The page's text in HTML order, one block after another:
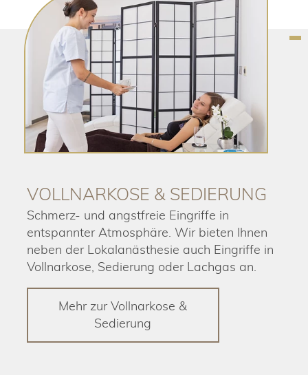
VOLLNARKOSE & SEDIERUNG
Schmerz- und angstfreie Eingriffe in
entspannter Atmosphäre. Wir bieten Ihnen
neben der Lokalanästhesie auch Eingriffe in
Vollnarkose, Sedierung oder Lachgas an.
Mehr zur Vollnarkose &
Sedierung